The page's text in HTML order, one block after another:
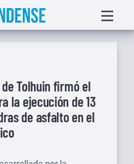
menu
Tolhuin firmó el
la ejecución de 13
de asfalto en el